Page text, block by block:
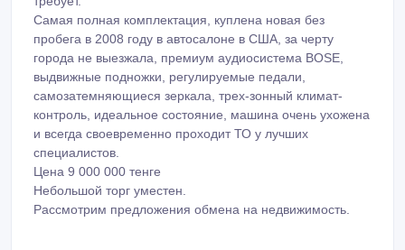
Самая полная комплектация, куплена новая без
пробега в 2008 году в автосалоне в США, за черту
города не выезжала, премиум аудиосистема BOSE,
выдвижные подножки, регулируемые педали,
самозатемняющиеся зеркала, трех-зонный климат-
контроль, идеальное состояние, машина очень ухожена
и всегда своевременно проходит ТО у лучших
специалистов.
Цена 9 000 000 тенге
Небольшой торг уместен.
Рассмотрим предложения обмена на недвижимость.